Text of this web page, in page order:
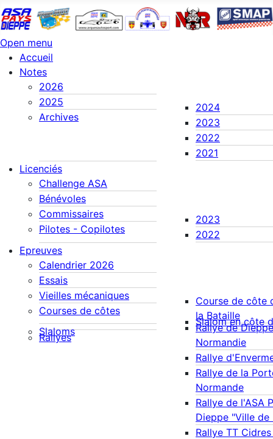
Open menu
Accueil
Notes
2026
2025
Archives
2024
2023
2022
2021
Licenciés
Challenge ASA
Bénévoles
Commissaires
Pilotes - Copilotes
2023
2022
Epreuves
Calendrier 2026
Essais
Vieilles mécaniques
Courses de côtes
Course de côte
la Bataille
Slaloms
Slalom en côte
Rallyes
Rallye de Dieppe
Normandie
Rallye
Rallye de la
Normande
Rallye de l'ASA
Dieppe "Ville de
Rallye TT